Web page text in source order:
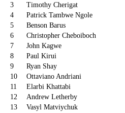
3
Timothy Cherigat
4
Patrick Tambwe Ngole
5
Benson Barus
6
Christopher Cheboiboch
7
John Kagwe
8
Paul Kirui
9
Ryan Shay
10
Ottaviano Andriani
11
Elarbi Khattabi
12
Andrew Letherby
13
Vasyl Matviychuk